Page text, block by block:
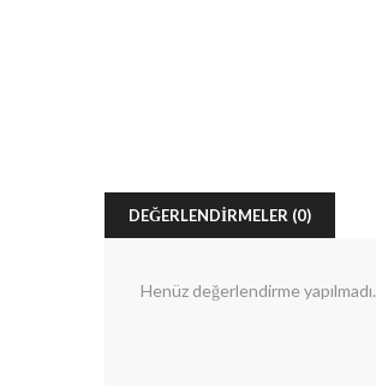
DEĞERLENDIRMELER (0)
Henüz değerlendirme yapılmadı.